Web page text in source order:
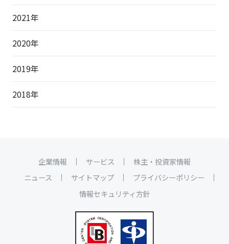
2021年
2020年
2019年
2018年
企業情報 サービス
株主・投資家情報
ニュース
サイトマップ
プライバシーポリシー
情報セキュリティ方針